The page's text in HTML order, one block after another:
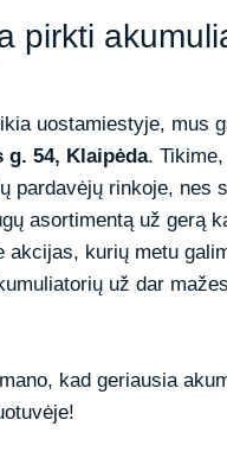
pirkti
uostamiestyje, mus
g. 54, Klaipėda.
pardavėjų rinkoje, nes
asortimentą už gerą
akcijas, kurių metu
už dar
kad geriausia